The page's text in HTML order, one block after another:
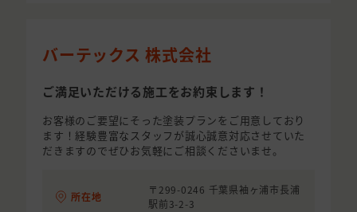
バーテックス 株式会社
ご満足いただける施工をお約束します！
お客様のご要望にそった塗装プランをご用意しており
ます！経験豊富なスタッフが誠心誠意対応させていた
だきますのでぜひお気軽にご相談くださいませ。
所在地
〒299-0246 千葉県袖ヶ浦市長浦
駅前3-2-3